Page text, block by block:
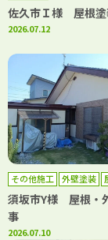
佐久市Ｉ様 屋根塗
2026.07.12
その他施工 外壁塗装
須坂市Y様 屋根・
事
2026.07.10